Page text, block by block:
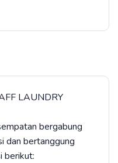
LAUNDRY
bergabung
dan bertanggung
berikut: